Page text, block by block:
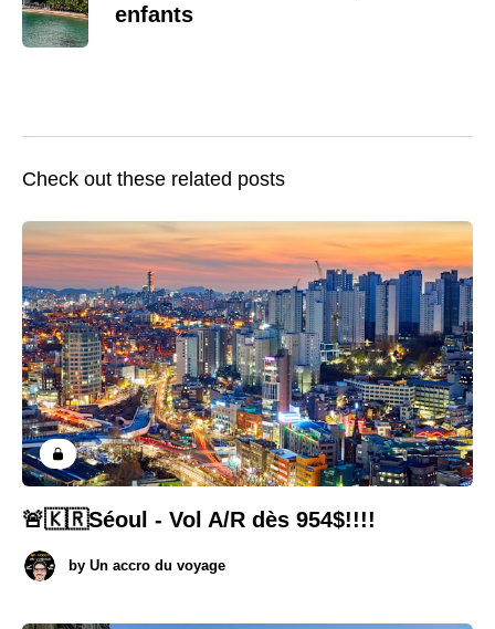
enfants
Check out these related posts
🚨🇰🇷Séoul - Vol A/R dès 954$!!!!
by Un accro du voyage